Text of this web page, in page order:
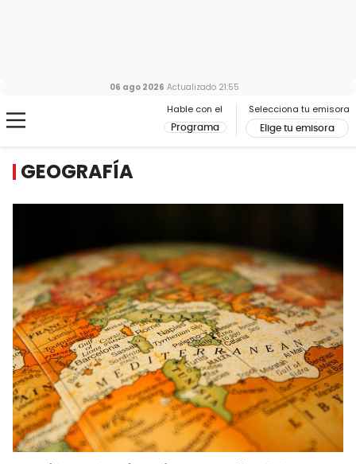
Hable con el
Programa
Selecciona tu emisora
Elige tu emisora
06 ago 2026 Actualizado 21:55
GEOGRAFÍA